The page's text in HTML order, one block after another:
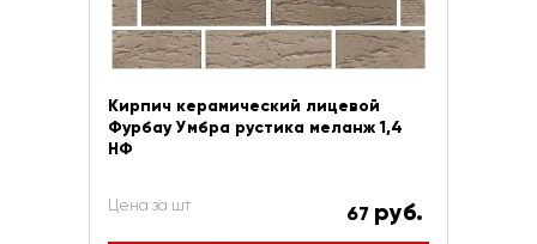
Кирпич керамический лицевой
Фурбау Умбра рустика меланж 1,4
НФ
Цена за шт 67 руб.